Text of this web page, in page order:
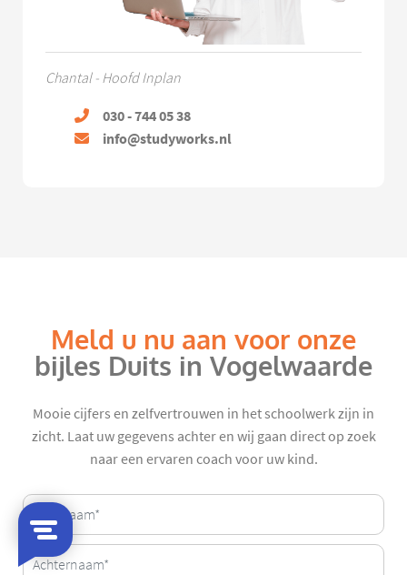
Chantal - Hoofd Inplan
030 - 744 05 38
info@studyworks.nl
Meld u nu aan voor onze
bijles Duits in Vogelwaarde
Mooie cijfers en zelfvertrouwen in het schoolwerk zijn in
zicht. Laat uw gegevens achter en wij gaan direct op zoek
naar een ervaren coach voor uw kind.